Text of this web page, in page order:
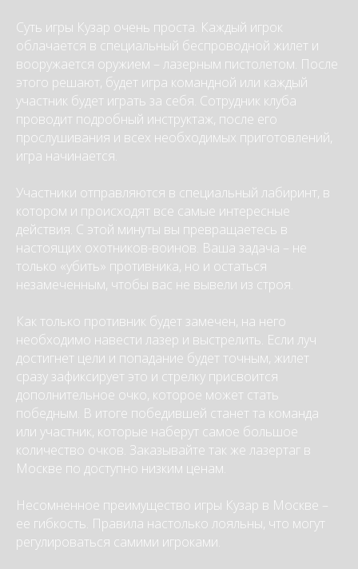
Суть игры Кузар очень проста. Каждый игрок
облачается в специальный беспроводной жилет и
вооружается оружием – лазерным пистолетом. После
этого решают, будет игра командной или каждый
участник будет играть за себя. Сотрудник клуба
проводит подробный инструктаж, после его
прослушивания и всех необходимых приготовлений,
игра начинается.
Участники отправляются в специальный лабиринт, в
котором и происходят все самые интересные
действия. С этой минуты вы превращаетесь в
настоящих охотников-воинов. Ваша задача – не
только «убить» противника, но и остаться
незамеченным, чтобы вас не вывели из строя.
Как только противник будет замечен, на него
необходимо навести лазер и выстрелить. Если луч
достигнет цели и попадание будет точным, жилет
сразу зафиксирует это и стрелку присвоится
дополнительное очко, которое может стать
победным. В итоге победившей станет та команда
или участник, которые наберут самое большое
количество очков. Заказывайте так же лазертаг в
Москве по доступно низким ценам.
Несомненное преимущество игры Кузар в Москве –
ее гибкость. Правила настолько лояльны, что могут
регулироваться самими игроками.